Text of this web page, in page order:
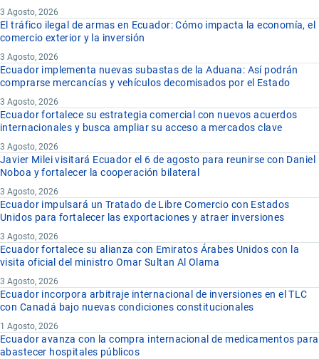
3 Agosto, 2026
El tráfico ilegal de armas en Ecuador: Cómo impacta la economía, el
comercio exterior y la inversión
3 Agosto, 2026
Ecuador implementa nuevas subastas de la Aduana: Así podrán
comprarse mercancías y vehículos decomisados por el Estado
3 Agosto, 2026
Ecuador fortalece su estrategia comercial con nuevos acuerdos
internacionales y busca ampliar su acceso a mercados clave
3 Agosto, 2026
Javier Milei visitará Ecuador el 6 de agosto para reunirse con Daniel
Noboa y fortalecer la cooperación bilateral
3 Agosto, 2026
Ecuador impulsará un Tratado de Libre Comercio con Estados
Unidos para fortalecer las exportaciones y atraer inversiones
3 Agosto, 2026
Ecuador fortalece su alianza con Emiratos Árabes Unidos con la
visita oficial del ministro Omar Sultan Al Olama
3 Agosto, 2026
Ecuador incorpora arbitraje internacional de inversiones en el TLC
con Canadá bajo nuevas condiciones constitucionales
1 Agosto, 2026
Ecuador avanza con la compra internacional de medicamentos para
abastecer hospitales públicos